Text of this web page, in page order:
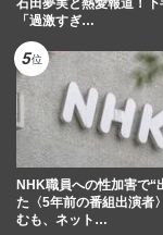
石田夢実と熱愛報道！
「過激すぎ…
NHK職員への性加害で“
た〈5年前の番組出演者
むも、ネット…